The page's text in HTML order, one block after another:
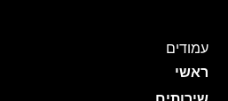
עמודים
ראשי